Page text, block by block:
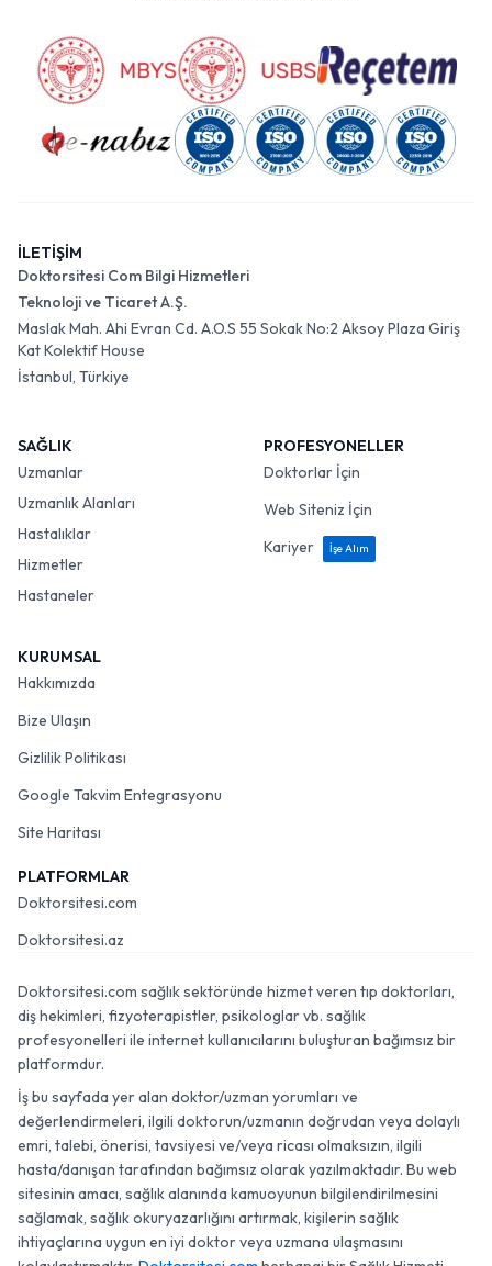
İLETİŞİM
Doktorsitesi Com Bilgi Hizmetleri
Teknoloji ve Ticaret A.Ş.
Maslak Mah. Ahi Evran Cd. A.O.S 55 Sokak No:2 Aksoy Plaza Giriş
Kat Kolektif House
İstanbul, Türkiye
SAĞLIK
Uzmanlar
Uzmanlık Alanları
Hastalıklar
Hizmetler
Hastaneler
PROFESYONELLER
Doktorlar İçin
Web Siteniz İçin
Kariyer
İşe Alım
KURUMSAL
Hakkımızda
Bize Ulaşın
Gizlilik Politikası
Google Takvim Entegrasyonu
Site Haritası
PLATFORMLAR
Doktorsitesi.com
Doktorsitesi.az
Doktorsitesi.com sağlık sektöründe hizmet veren tıp doktorları,
diş hekimleri, fizyoterapistler, psikologlar vb. sağlık
profesyonelleri ile internet kullanıcılarını buluşturan bağımsız bir
platformdur.
İş bu sayfada yer alan doktor/uzman yorumları ve
değerlendirmeleri, ilgili doktorun/uzmanın doğrudan veya dolaylı
emri, talebi, önerisi, tavsiyesi ve/veya ricası olmaksızın, ilgili
hasta/danışan tarafından bağımsız olarak yazılmaktadır. Bu web
sitesinin amacı, sağlık alanında kamuoyunun bilgilendirilmesini
sağlamak, sağlık okuryazarlığını artırmak, kişilerin sağlık
ihtiyaçlarına uygun en iyi doktor veya uzmana ulaşmasını